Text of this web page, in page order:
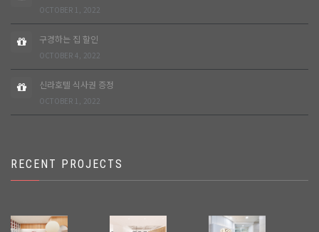
OCTOBER 1, 2022
구경하는 집 할인
OCTOBER 4, 2022
신라호텔 식사권 증정
OCTOBER 1, 2022
RECENT PROJECTS